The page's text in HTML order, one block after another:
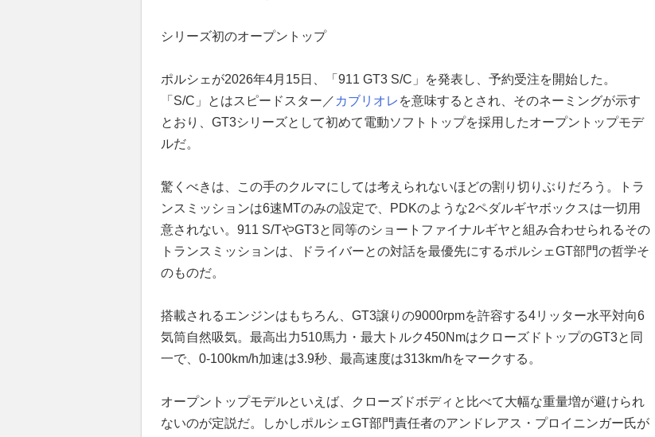
シリーズ初のオープントップ
ポルシェが2026年4月15日、「911 GT3 S/C」を発表し、予約受注を開始した。
「S/C」とはスピードスター／ カブリオレ を意味するとされ、そのネーミングが示す
とおり、GT3シリーズとして初めて電動ソフトトップを採用したオープントップモデ
ルだ。
驚くべきは、この手のクルマにしては考えられないほどの割り切りぶりだろう。トラ
ンスミッションは6速MTのみの設定で、PDKのような2ペダルギヤボックスは一切用
意されない。911 S/TやGT3と同等のショートファイナルギヤと組み合わせられるその
トランスミッションは、ドライバーとの対話を最優先にするポルシェGT部門の哲学そ
のものだ。
搭載されるエンジンはもちろん、GT3譲りの9000rpmを許容する4リッター水平対向6
気筒自然吸気。最高出力510馬力・最大トルク450NmはクローズドトップのGT3と同
一で、0-100km/h加速は3.9秒、最高速度は313km/hをマークする。
オープントップモデルといえば、クローズドボディと比べて大幅な重量増が避けられ
ないのが定説だ。しかしポルシェGT部門責任者のアンドレアス・プロイニンガー氏が